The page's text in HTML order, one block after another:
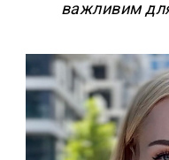
важливим